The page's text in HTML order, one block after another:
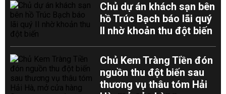
Chủ dự án khách sạn bên
hồ Trúc Bạch báo lãi quý
II nhờ khoản thu đột biến
Chủ Kem Tràng Tiền đón
nguồn thu đột biến sau
thương vụ thâu tóm Hải